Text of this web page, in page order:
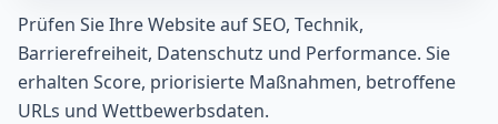
Prüfen Sie Ihre Website auf SEO, Technik,
Barrierefreiheit, Datenschutz und Performance. Sie
erhalten Score, priorisierte Maßnahmen, betroffene
URLs und Wettbewerbsdaten.